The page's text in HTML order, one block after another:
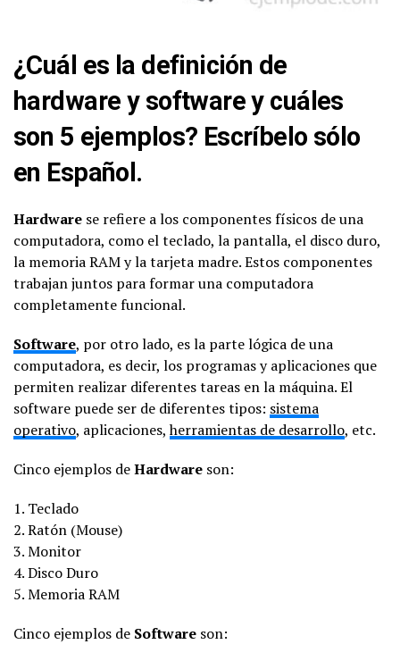
¿Cuál es la definición de
hardware y software y cuáles
son 5 ejemplos? Escríbelo sólo
en Español.
Hardware se refiere a los componentes físicos de una
computadora, como el teclado, la pantalla, el disco duro,
la memoria RAM y la tarjeta madre. Estos componentes
trabajan juntos para formar una computadora
completamente funcional.
Software, por otro lado, es la parte lógica de una
computadora, es decir, los programas y aplicaciones que
permiten realizar diferentes tareas en la máquina. El
software puede ser de diferentes tipos: sistema
operativo, aplicaciones,herramientas de desarrollo, etc.
Cinco ejemplos deHardware son:
1. Teclado
2. Ratón (Mouse)
3. Monitor
4. Disco Duro
5. Memoria RAM
Cinco ejemplos de Software son: